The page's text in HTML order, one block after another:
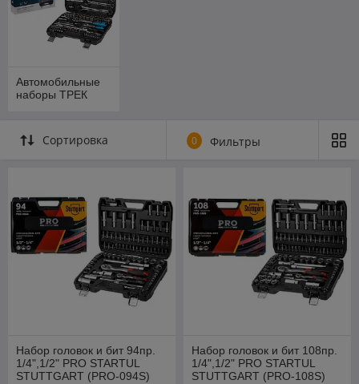
Автомобильные
наборы ТРЕК
Сортировка 0 Фильтры
Набор головок и бит 94пр.
1/4",1/2" PRO STARTUL
STUTTGART (PRO-094S)
Набор головок и бит 108пр.
1/4",1/2" PRO STARTUL
STUTTGART (PRO-108S)